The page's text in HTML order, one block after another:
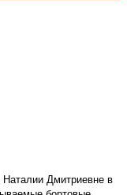
Наталии Дмитриевне в